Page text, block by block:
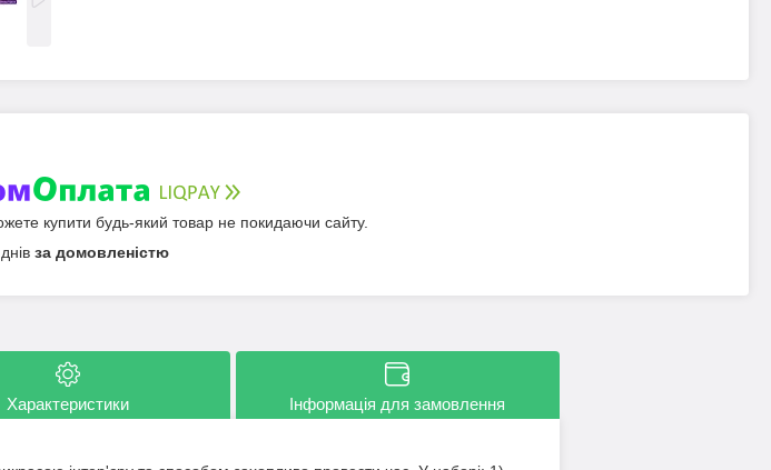
купити будь-який товар не покидаючи сайту.
за домовленістю
Характеристики Інформація для замовлення